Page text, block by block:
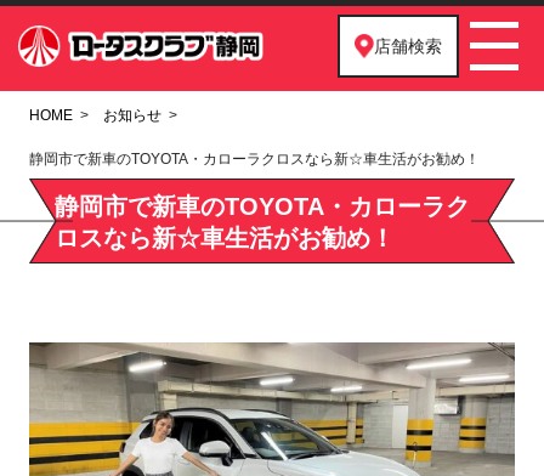
店舗検索
HOME お知らせ
静岡市で新車のTOYOTA・カローラクロスなら新☆車生活がお勧め！
静岡市で新車のTOYOTA・カローラク
ロスなら新☆車生活がお勧め！